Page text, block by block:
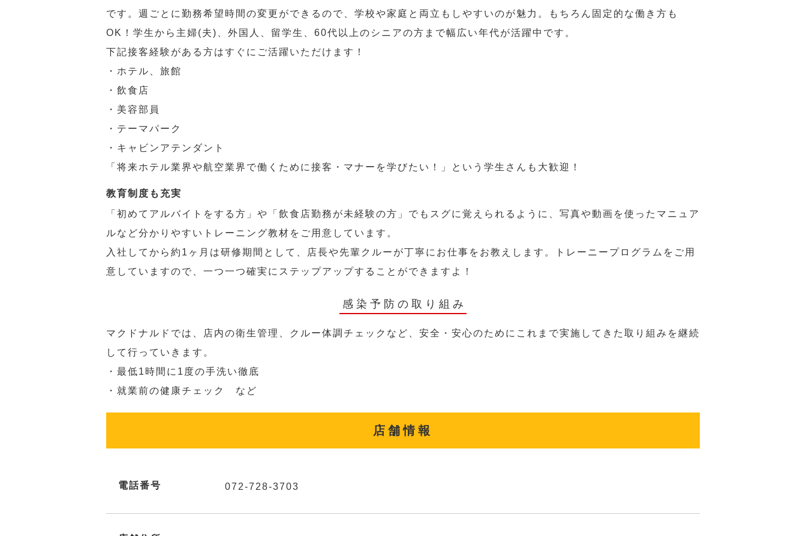
です。週ごとに勤務希望時間の変更ができるので、学校や家庭と両立もしやすいのが魅力。もちろん固定的な働き方も
OK！学生から主婦(夫)、外国人、留学生、60代以上のシニアの方まで幅広い年代が活躍中です。
下記接客経験がある方はすぐにご活躍いただけます！
・ホテル、旅館
・飲食店
・美容部員
・テーマパーク
・キャビンアテンダント
「将来ホテル業界や航空業界で働くために接客・マナーを学びたい！」という学生さんも大歓迎！
教育制度も充実
「初めてアルバイトをする方」や「飲食店勤務が未経験の方」でもスグに覚えられるように、写真や動画を使ったマニュア
ルなど分かりやすいトレーニング教材をご用意しています。
入社してから約1ヶ月は研修期間として、店長や先輩クルーが丁寧にお仕事をお教えします。トレーニープログラムをご用
意していますので、一つ一つ確実にステップアップすることができますよ！
感染予防の取り組み
マクドナルドでは、店内の衛生管理、クルー体調チェックなど、安全・安心のためにこれまで実施してきた取り組みを継続
して行っていきます。
・最低1時間に1度の手洗い徹底
・就業前の健康チェック など
店舗情報
電話番号 072-728-3703